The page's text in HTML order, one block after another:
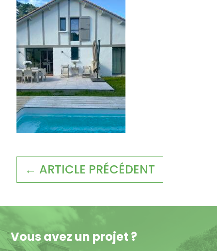
← ARTICLE PRÉCÉDENT
Vous avez un projet ?